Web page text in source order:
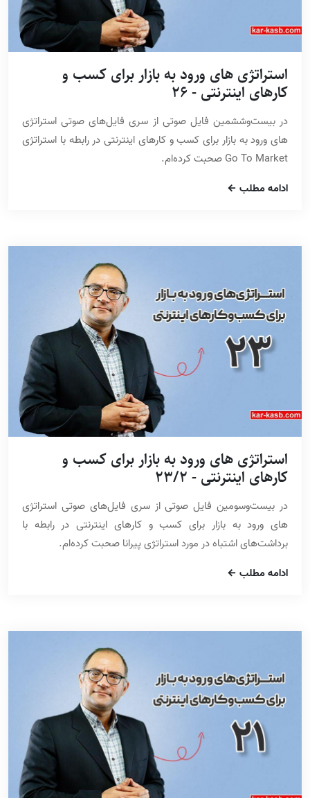
استراتژی های ورود به بازار برای کسب و
کارهای اینترنتی - 26
در بیست‌وششمین فایل صوتی از سری فایل‌های صوتی استراتژی
های ورود به بازار برای کسب و کارهای اینترنتی در رابطه با استراتژی
Go To Market صحبت کرده‌ام.
ادامه مطلب
استراتژی های ورود به بازار برای کسب و
کارهای اینترنتی - 23/2
در بیست‌وسومین فایل صوتی از سری فایل‌های صوتی استراتژی
های ورود به بازار برای کسب و کارهای اینترنتی در رابطه با
برداشت‌های اشتباه در مورد استراتژی پیرانا صحبت کرده‌ام.
ادامه مطلب